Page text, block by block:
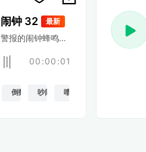
闹钟 32 最新
警报的闹钟蜂鸣器集合,时钟和警报器
00:00:01
倒数 吵闹的人嘈杂的